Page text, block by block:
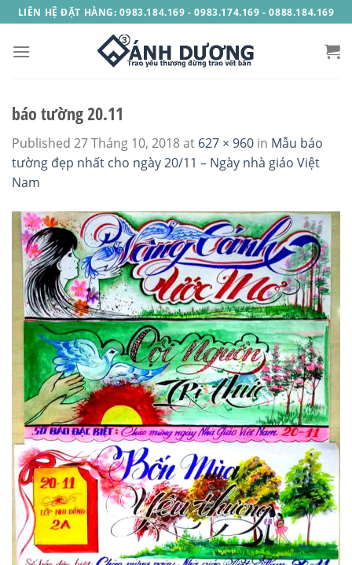
Skip
to
content
LIÊN HỆ ĐẶT HÀNG: 0983.184.169 - 0983.174.169 - 0888.184.169
báo tường 20.11
Published 27 Tháng 10, 2018at 627 × 960 in Mẫu báo
tường đẹp nhất cho ngày 20/11 – Ngày nhà giáo Việt
Nam